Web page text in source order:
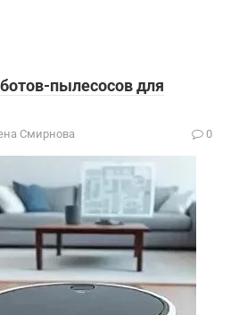
пылесосов для
Смирнова 0